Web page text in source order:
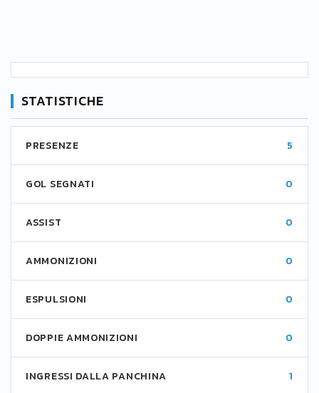
STATISTICHE
PRESENZE 5
GOL SEGNATI 0
ASSIST 0
AMMONIZIONI 0
ESPULSIONI 0
DOPPIE AMMONIZIONI 0
INGRESSI DALLA PANCHINA 1